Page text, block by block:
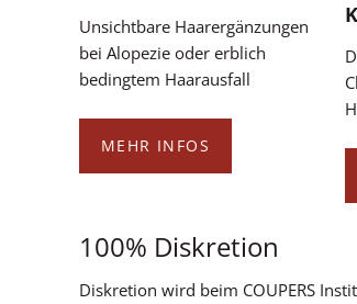
Unsichtbare Haarergänzungen
bei Alopezie oder erblich
bedingtem Haarausfall
MEHR INFOS
100% Diskretion
Diskretion wird beim COUPERS